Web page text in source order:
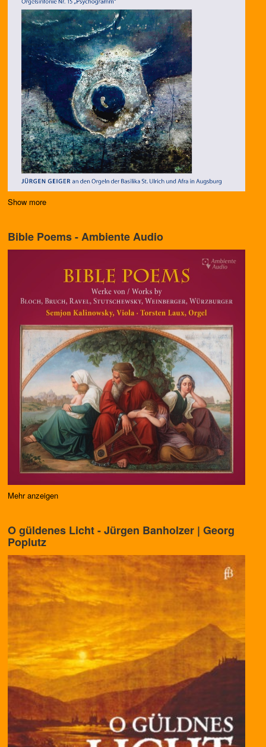
Show more
Bible Poems - Ambiente Audio
Mehr anzeigen
O güldenes Licht - Jürgen Banholzer | Georg
Poplutz